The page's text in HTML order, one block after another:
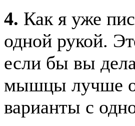
4. Как я уже
одной рукой.
если бы вы
мышцы лучше
варианты с